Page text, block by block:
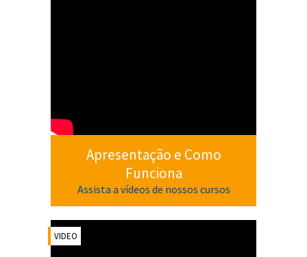
Apresentação e Como
Funciona
Assista a vídeos de nossos cursos
VIDEO